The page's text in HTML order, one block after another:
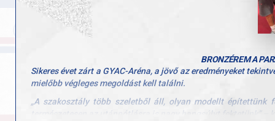
BRONZÉREM A
Sikeres évet zárt a GYAC-Aréna, a jövő az eredményeket
mielőbb végleges megoldást kell találni.
„A szakosztály több szeletből áll, olyan modellt építettünk